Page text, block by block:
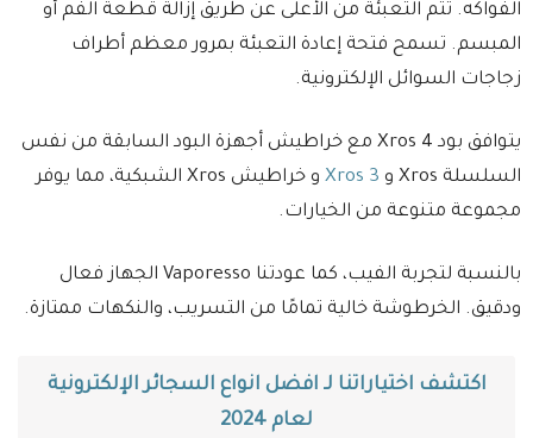
الفواكه. تتم التعبئة من الأعلى عن طريق إزالة قطعة الفم أو
المبسم. تسمح فتحة إعادة التعبئة بمرور معظم أطراف
زجاجات السوائل الإلكترونية.
يتوافق بود Xros 4 مع خراطيش أجهزة البود السابقة من نفس
السلسلة Xros و
Xros 3
و خراطيش Xros الشبكية، مما يوفر
مجموعة متنوعة من الخيارات.
بالنسبة لتجربة الفيب، كما عودتنا Vaporesso الجهاز فعال
ودقيق. الخرطوشة خالية تمامًا من التسريب، والنكهات ممتازة.
اكتشف اختياراتنا لـ افضل انواع السجائر الإلكترونية
لعام 2024